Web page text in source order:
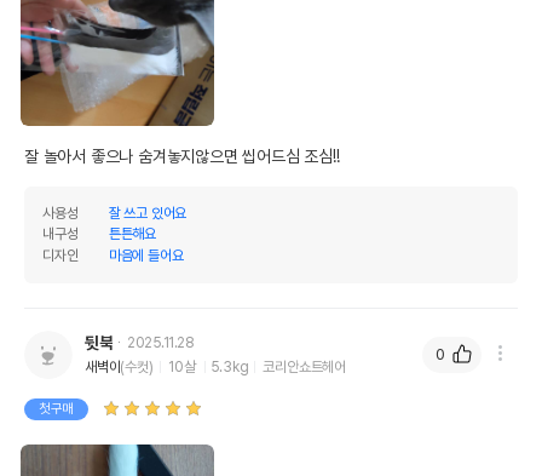
품명 및 모델명 펫모닝 오뎅꼬치 PMC-169
법에 의한 인증,허가 등을
경우 그에 대한 사항
잘 놀아서 좋으나 숨겨놓지않으면 씹어드심 조심!!
사용성
잘 쓰고 있어요
내구성
튼튼해요
디자인
마음에 들어요
뒷북
2025.11.28
새벽이(수컷) 10살 5.3kg 코리안쇼트헤어
첫구매
0